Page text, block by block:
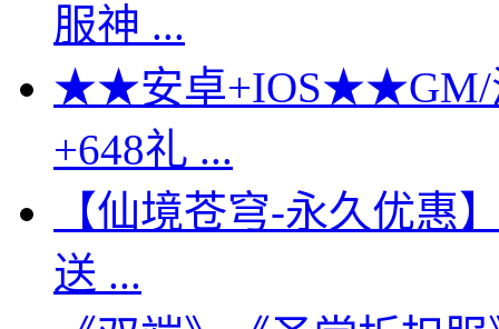
服神 ...
★★安卓+IOS★★GM/
+648礼 ...
【仙境苍穹-永久优惠
送 ...